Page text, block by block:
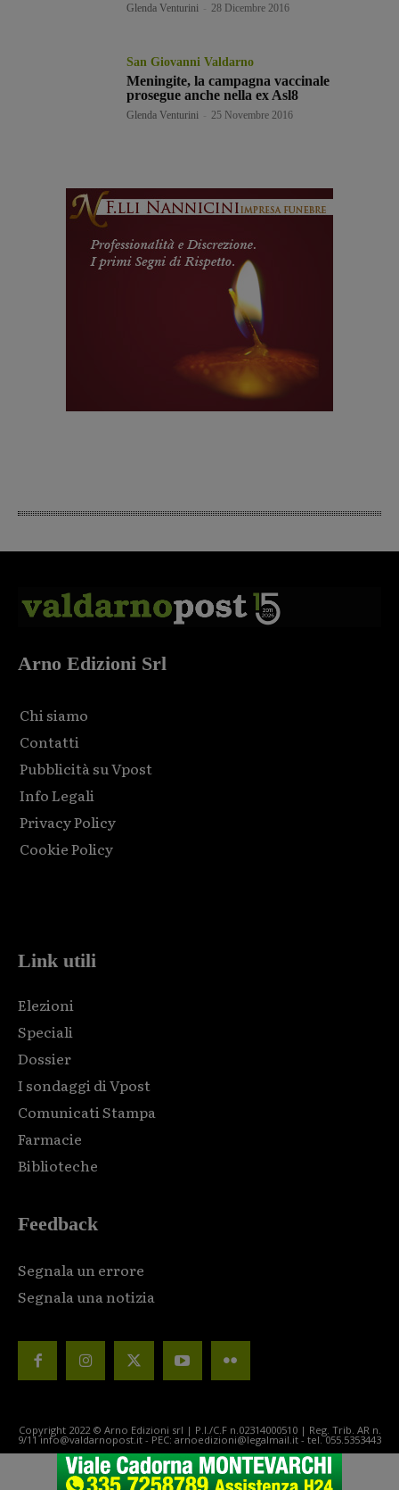
Glenda Venturini 28 Dicembre 2016
San Giovanni Valdarno
Meningite, la campagna vaccinale
prosegue anche nella ex Asl8
Glenda Venturini 25 Novembre 2016
Arno Edizioni Srl
Chi siamo
Contatti
Pubblicità su Vpost
Info Legali
Privacy Policy
Cookie Policy
Link utili
Elezioni
Speciali
Dossier
I sondaggi di Vpost
Comunicati Stampa
Farmacie
Biblioteche
Feedback
Segnala un errore
Segnala una notizia
Copyright 2022 © Arno Edizioni srl | P.I./C.F n.02314000510 | Reg. Trib. AR n.
9/11 info@valdarnopost.it - PEC: arnoedizioni@legalmail.it - tel. 055.5353443